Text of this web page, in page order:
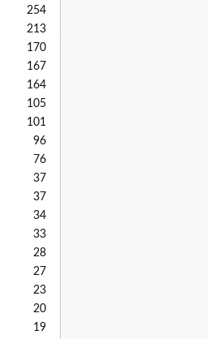
254
213
170
167
164
105
101
96
76
37
37
34
33
28
27
23
20
19